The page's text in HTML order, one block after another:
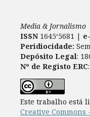
Media & Jornalismo
ISSN 1645‘5681 |
Peridiocidade:
Depósito Legal:
Nº de Registo ERC
Este trabalho está
Creative